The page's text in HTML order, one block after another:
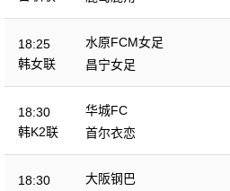
18:25
韩女联
水原FCM女足
昌宁女足
18:30
韩K2联
华城FC
首尔衣恋
18:30
大阪钢巴